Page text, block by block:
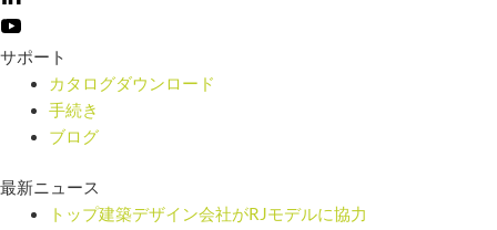
サポート
カタログダウンロード
手続き
ブログ
最新ニュース
トップ建築デザイン会社がRJモデルに協力